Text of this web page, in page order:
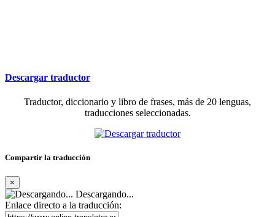
Descargar traductor
Traductor, diccionario y libro de frases, más de 20 lenguas,
traducciones seleccionadas.
Compartir la traducción
×
Descargando...
Enlace directo a la traducción: